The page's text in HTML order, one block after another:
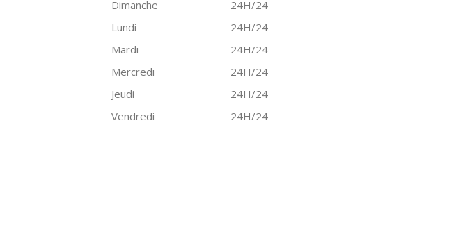
Dimanche
24H/24
Lundi
24H/24
Mardi
24H/24
Mercredi
24H/24
Jeudi
24H/24
Vendredi
24H/24